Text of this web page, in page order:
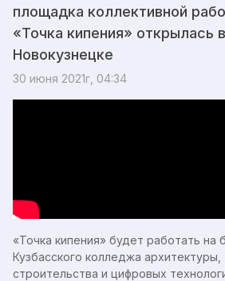
площадка коллективной
«Точка кипения» открылась в
Новокузнецке
30 июня 2021г, 04:34
«Точка кипения» будет работать на
Кузбасского колледжа архитектуры,
строительства и цифровых